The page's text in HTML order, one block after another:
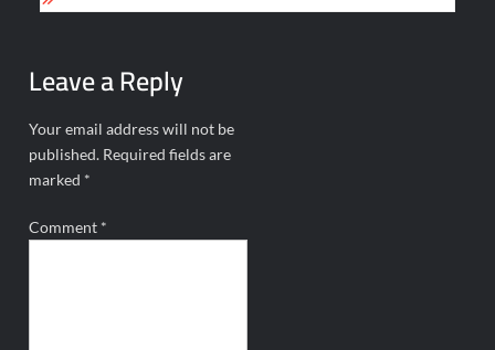
Leave a Reply
Your email address will not be
published. Required fields are
marked *
Comment *